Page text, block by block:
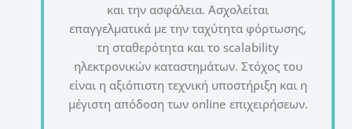
και την ασφάλεια. Ασχολείται
επαγγελματικά με την ταχύτητα φόρτωσης,
τη σταθερότητα και το scalability
ηλεκτρονικών καταστημάτων. Στόχος του
είναι η αξιόπιστη τεχνική υποστήριξη και η
μέγιστη απόδοση των online επιχειρήσεων.